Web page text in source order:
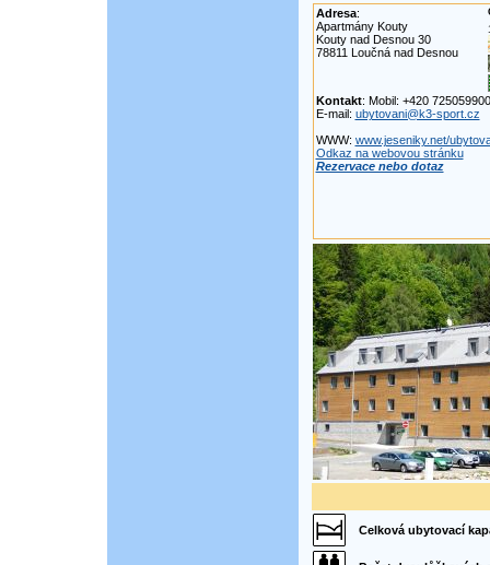
Adresa:
Apartmány Kouty
Kouty nad Desnou 30
78811 Loučná nad Desnou
Kontakt: Mobil: +420 725059900
E-mail: ubytovani@k3-sport.cz
WWW: www.jeseniky.net/
Odkaz na webovou stránku
Rezervace nebo dotaz
Celková ubytovací